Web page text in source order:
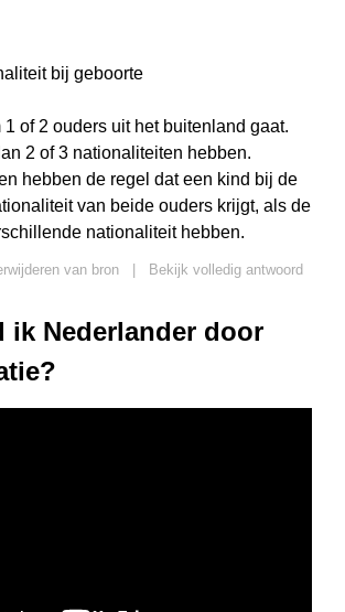
bij geboorte
1 of 2 ouders uit het buitenland gaat.
2 of 3 nationaliteiten hebben.
hebben de regel dat een kind bij de
van beide ouders krijgt, als de
nationaliteit hebben.
van bron
Bekijk volledig antwoord
ik Nederlander door